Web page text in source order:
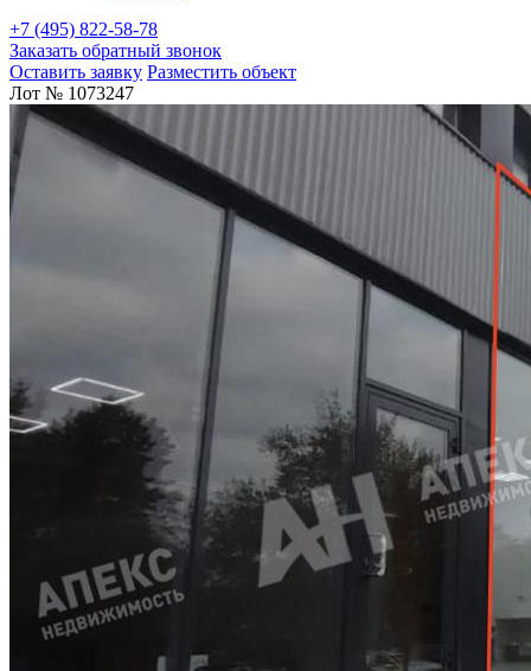
+7 (495) 822-58-78
Заказать обратный звонок
Оставить заявку Разместить объект
Лот № 1073247